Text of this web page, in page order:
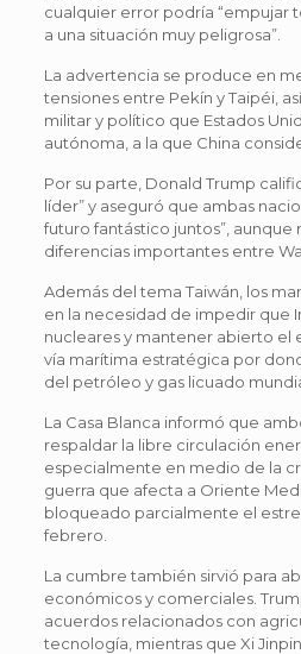
cualquier error podría “empujar
a una situación muy peligrosa”.
La advertencia se produce en
tensiones entre Pekín y Taipéi,
militar y político que Estados
autónoma, a la que China
Por su parte, Donald Trump
líder” y aseguró que ambas
futuro fantástico juntos”,
diferencias importantes entre
Además del tema Taiwán, los
en la necesidad de impedir que
nucleares y mantener abierto el
vía marítima estratégica por
del petróleo y gas licuado
La Casa Blanca informó que
respaldar la libre circulación
especialmente en medio de la
guerra que afecta a Oriente
bloqueado parcialmente el
febrero.
La cumbre también sirvió para
económicos y comerciales.
acuerdos relacionados con
tecnología, mientras que Xi